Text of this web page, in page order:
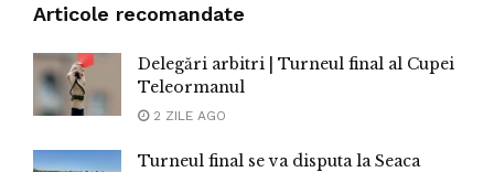
Articole recomandate
Delegări arbitri | Turneul final al Cupei
Teleormanul
2 ZILE AGO
Turneul final se va disputa la Seaca